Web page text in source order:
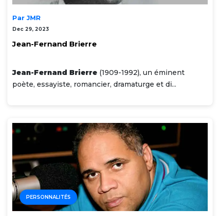
Par JMR
Dec 29, 2023
Jean-Fernand Brierre
Jean-Fernand Brierre (1909-1992), un éminent
poète, essayiste, romancier, dramaturge et di...
PERSONNALITÉS